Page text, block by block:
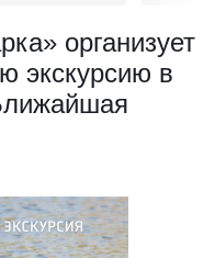
организует
экскурсию в